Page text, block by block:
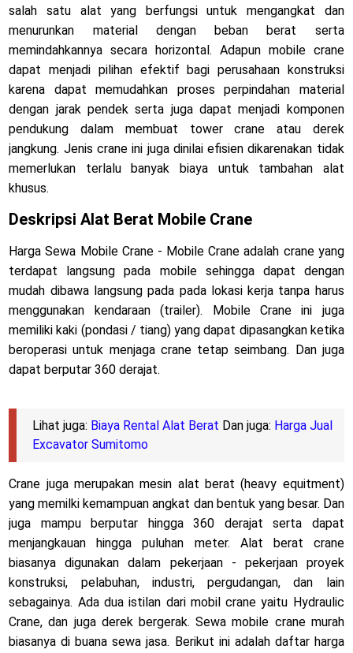
salah satu alat yang berfungsi untuk mengangkat dan
menurunkan material dengan beban berat serta
memindahkannya secara horizontal. Adapun mobile crane
dapat menjadi pilihan efektif bagi perusahaan konstruksi
karena dapat memudahkan proses perpindahan material
dengan jarak pendek serta juga dapat menjadi komponen
pendukung dalam membuat tower crane atau derek
jangkung. Jenis crane ini juga dinilai efisien dikarenakan tidak
memerlukan terlalu banyak biaya untuk tambahan alat
khusus.
Deskripsi Alat Berat Mobile Crane
Harga Sewa Mobile Crane - Mobile Crane adalah crane yang
terdapat langsung pada mobile sehingga dapat dengan
mudah dibawa langsung pada pada lokasi kerja tanpa harus
menggunakan kendaraan (trailer). Mobile Crane ini juga
memiliki kaki (pondasi / tiang) yang dapat dipasangkan ketika
beroperasi untuk menjaga crane tetap seimbang. Dan juga
dapat berputar 360 derajat.
Lihat juga: Biaya Rental Alat Berat Dan juga: Harga Jual
Excavator Sumitomo
Crane juga merupakan mesin alat berat (heavy equitment)
yang memilki kemampuan angkat dan bentuk yang besar. Dan
juga mampu berputar hingga 360 derajat serta dapat
menjangkauan hingga puluhan meter. Alat berat crane
biasanya digunakan dalam pekerjaan - pekerjaan proyek
konstruksi, pelabuhan, industri, pergudangan, dan lain
sebagainya. Ada dua istilan dari mobil crane yaitu Hydraulic
Crane, dan juga derek bergerak. Sewa mobile crane murah
biasanya di buana sewa jasa. Berikut ini adalah daftar harga